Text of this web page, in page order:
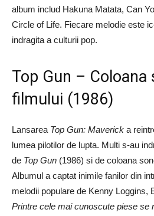
album includ Hakuna Matata, Can
Circle of Life. Fiecare melodie este
indragita a culturii pop.
Top Gun – Coloana
filmului (1986)
Lansarea Top Gun: Maverick a
lumea pilotilor de lupta. Multi s-au
de Top Gun (1986) si de coloana
Albumul a captat inimile fanilor din
melodii populare de Kenny Loggins,
Printre cele mai cunoscute piese se